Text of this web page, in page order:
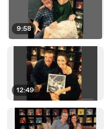
9:58
12:49